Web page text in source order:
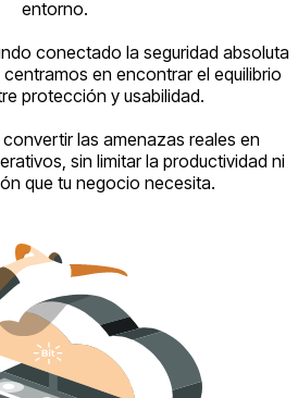
entorno.
conectado la seguridad absoluta
en encontrar el equilibrio
protección y usabilidad.
las amenazas reales en
sin limitar la productividad ni
que tu negocio necesita.